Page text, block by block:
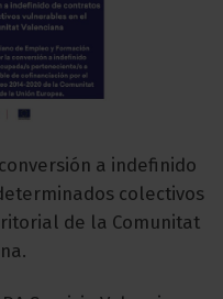
a indefinido
colectivos
de la Comunitat